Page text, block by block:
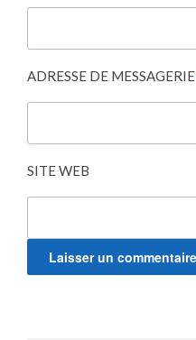
ADRESSE DE MESSAGERIE
SITE WEB